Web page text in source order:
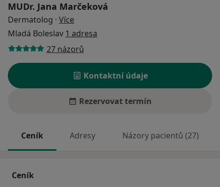
MUDr. Jana Marčeková
Dermatolog · Více
Mladá Boleslav 1 adresa
27 názorů
Kontaktní údaje
Rezervovat termín
Ceník Adresy Názory pacientů (27)
Ceník